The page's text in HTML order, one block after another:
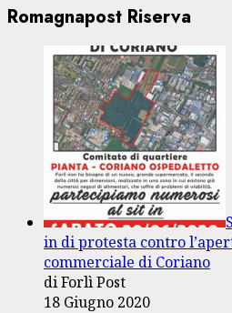
Romagnapost Riserva
in di protesta contro
commerciale di Coriano
di Forlì Post
18 Giugno 2020